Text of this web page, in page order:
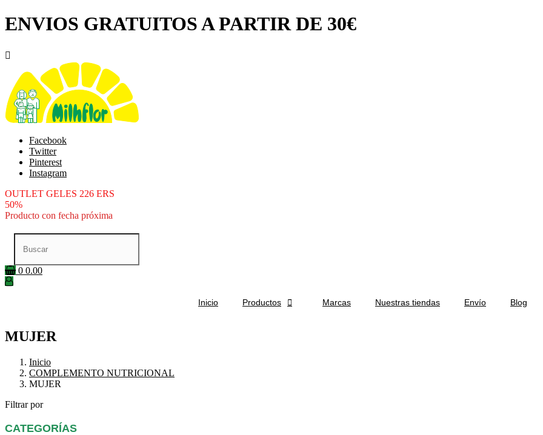
ENVIOS GRATUITOS A PARTIR DE 30€

Facebook
Twitter
Pinterest
Instagram
OUTLET GELES 226 ERS
50%
Producto con fecha próxima
0 0.00
Inicio Productos  Marcas Nuestras tiendas Envío Blog
MUJER
Inicio
COMPLEMENTO NUTRICIONAL
MUJER
Filtrar por
CATEGORÍAS